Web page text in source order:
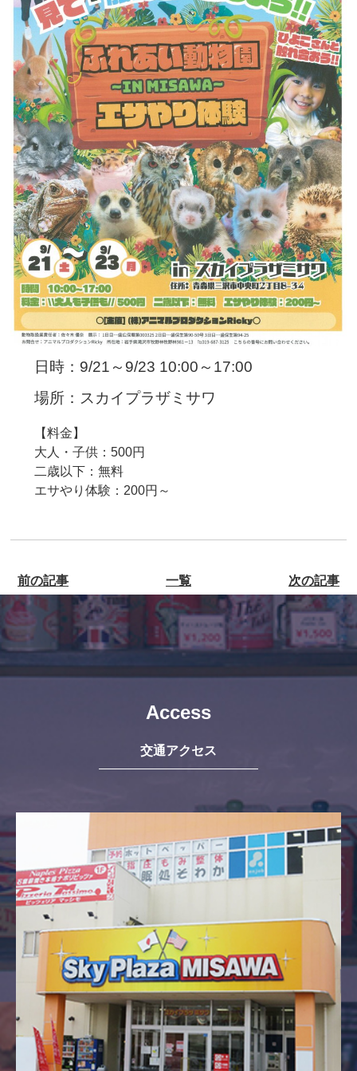
日時：9/21～9/23 10:00～17:00
場所：スカイプラザミサワ
【料金】
大人・子供：500円
二歳以下：無料
エサやり体験：200円～
前の記事 一覧 次の記事
Access
交通アクセス